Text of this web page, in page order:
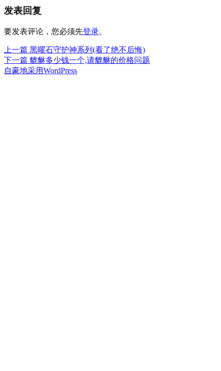
于
发表回复
要发表评论，您必须先登录。
文
章
上一篇 上
篇
文
黑曜石守护神系列(看了绝不后悔)
下一篇 下
篇
貔貅多少钱一个,请貔貅的价格问题
自豪地采用WordPress